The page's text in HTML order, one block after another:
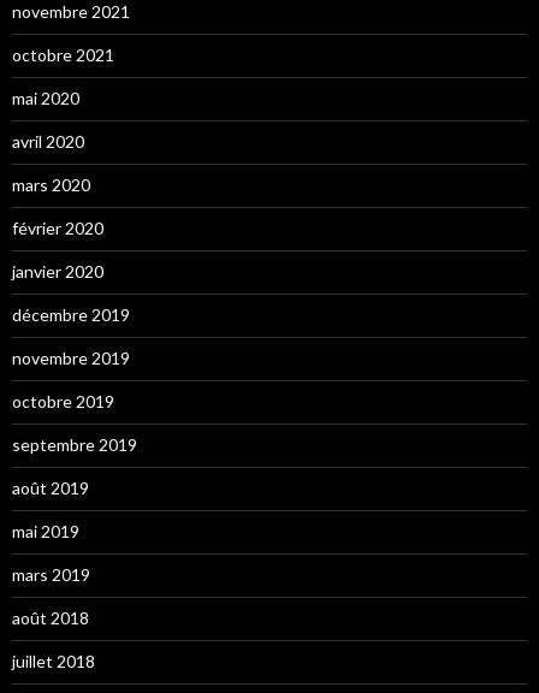
novembre 2021
octobre 2021
mai 2020
avril 2020
mars 2020
février 2020
janvier 2020
décembre 2019
novembre 2019
octobre 2019
septembre 2019
août 2019
mai 2019
mars 2019
août 2018
juillet 2018